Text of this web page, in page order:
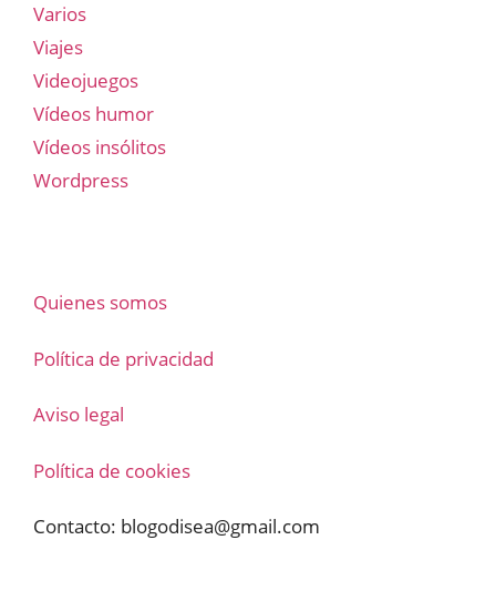
Varios
Viajes
Videojuegos
Vídeos humor
Vídeos insólitos
Wordpress
Quienes somos
Política de privacidad
Aviso legal
Política de cookies
Contacto: blogodisea@gmail.com